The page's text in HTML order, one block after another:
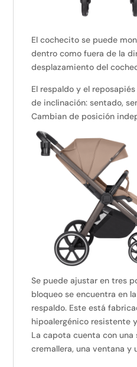
El cochecito se puede
dentro como fuera de la
desplazamiento del
El respaldo y el
de inclinación: sentado,
Cambian de posición
Se puede ajustar en tres
bloqueo se encuentra en
respaldo. Este está
hipoalergénico resistente
La capota cuenta con
cremallera, una ventana y